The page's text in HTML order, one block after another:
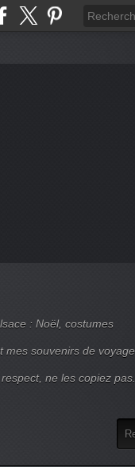
: Noël, costumes
mes souvenirs de
ne les copiez pas.